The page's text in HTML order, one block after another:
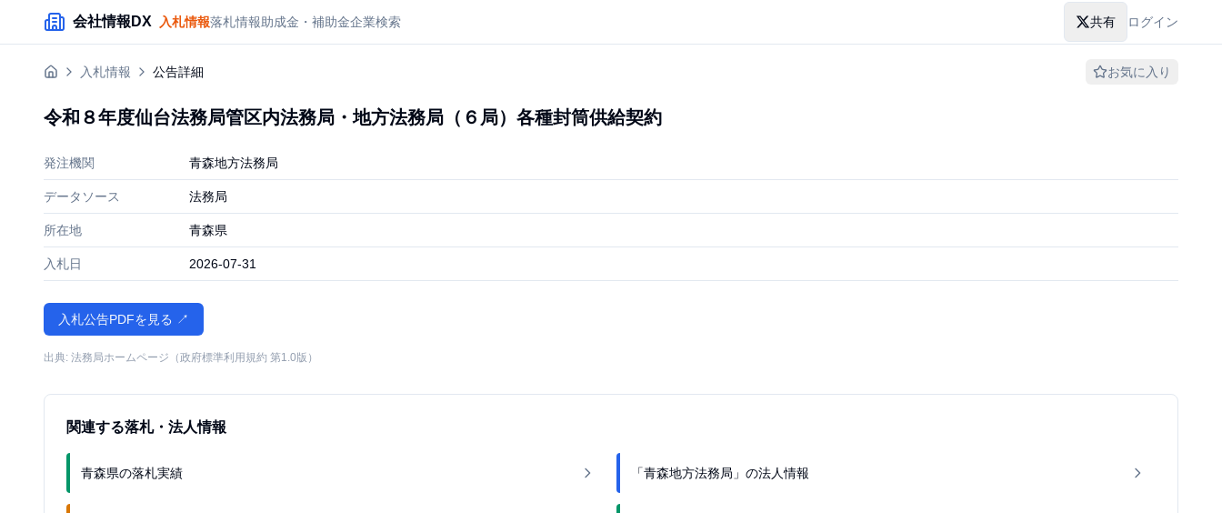
メインコンテンツにスキップ
会社情報DX 入札情報落札情報助成金・補助金企業検索 共有 ログイン
入札情報 公告詳細 お気に入り
令和８年度仙台法務局管区内法務局・地方法務局（６局）各種封筒供給契約
発注機関 青森地方法務局
データソース 法務局
所在地 青森県
入札日 2026-07-31
入札公告PDFを見る ↗
出典: 法務局ホームページ（政府標準利用規約 第1.0版）
関連する落札・法人情報
青森県の落札実績 「青森地方法務局」の法人情報